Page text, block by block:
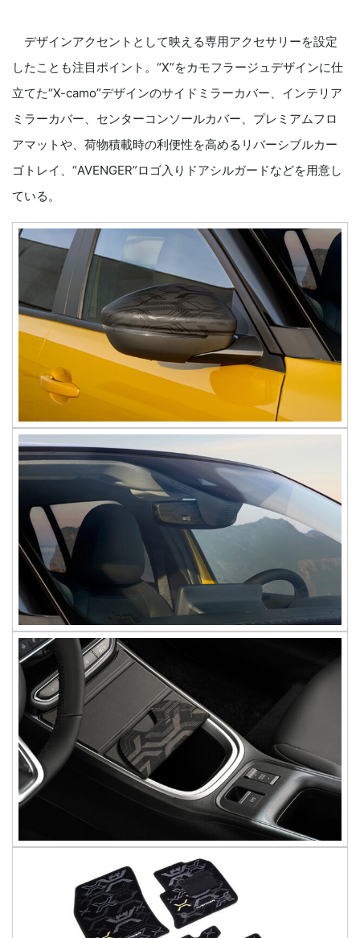
デザインアクセントとして映える専用アクセサリーを設定
したことも注目ポイント。“X”をカモフラージュデザインに仕
立てた“X-camo”デザインのサイドミラーカバー、インテリア
ミラーカバー、センターコンソールカバー、プレミアムフロ
アマットや、荷物積載時の利便性を高めるリバーシブルカー
ゴトレイ、“AVENGER”ロゴ入りドアシルガードなどを用意し
ている。